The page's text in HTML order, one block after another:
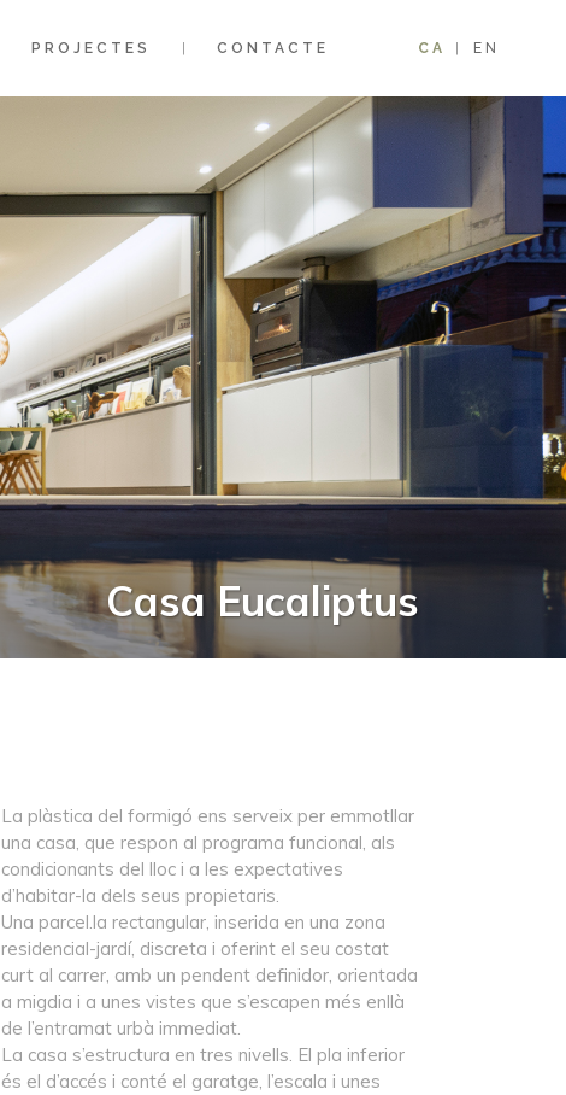
PROJECTES CONTACTE CA EN
Casa Eucaliptus
La plàstica del formigó ens serveix per emmotllar
una casa, que respon al programa funcional, als
condicionants del lloc i a les expectatives
d’habitar-la dels seus propietaris.
Una parcel.la rectangular, inserida en una zona
residencial-jardí, discreta i oferint el seu costat
curt al carrer, amb un pendent definidor, orientada
a migdia i a unes vistes que s’escapen més enllà
de l’entramat urbà immediat.
La casa s’estructura en tres nivells. El pla inferior
és el d’accés i conté el garatge, l’escala i unes